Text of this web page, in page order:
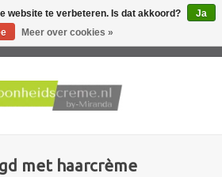
met haarcrème
website te verbeteren. Is dat akkoord?
Ja
Meer over cookies »